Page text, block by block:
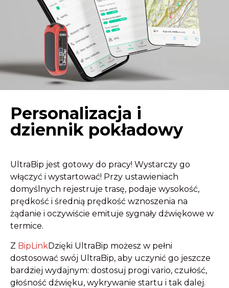
Personalizacja i
dziennik pokładowy
UltraBip jest gotowy do pracy! Wystarczy go
włączyć i wystartować! Przy ustawieniach
domyślnych rejestruje trasę, podaje wysokość,
prędkość i średnią prędkość wznoszenia na
żądanie i oczywiście emituje sygnały dźwiękowe w
termice.
Z BipLinkDzięki UltraBip możesz w pełni
dostosować swój UltraBip, aby uczynić go jeszcze
bardziej wydajnym: dostosuj progi vario, czułość,
głośność dźwięku, wykrywanie startu i tak dalej.